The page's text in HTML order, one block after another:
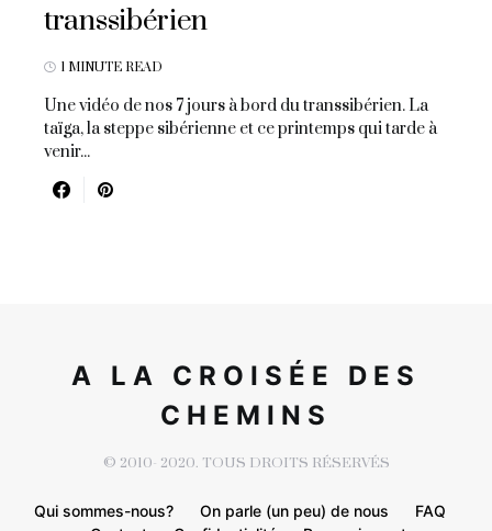
transsibérien
1 MINUTE READ
Une vidéo de nos 7 jours à bord du transsibérien. La
taïga, la steppe sibérienne et ce printemps qui tarde à
venir...
A LA CROISÉE DES
CHEMINS
© 2010- 2020. TOUS DROITS RÉSERVÉS
Qui sommes-nous? On parle (un peu) de nous
FAQ